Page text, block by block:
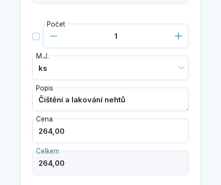
Počet
M.J.
Popis
Cena
Celkem